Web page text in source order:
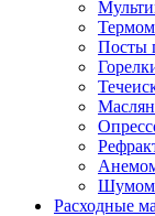
Посты
Расходные